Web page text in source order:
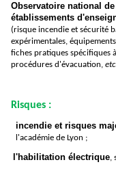
Observatoire national
établissements
(risque incendie et sécurité
expérimentales,
fiches pratiques spécifiques
procédures d'évacuation,etc
Risques :
incendie et risques
l'académie de Lyon ;
l'habilitation électrique,